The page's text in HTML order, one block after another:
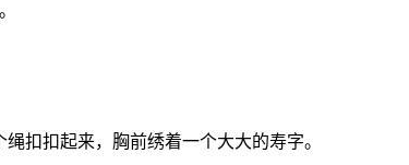
扣扣起来，胸前绣着一个大大的寿字。